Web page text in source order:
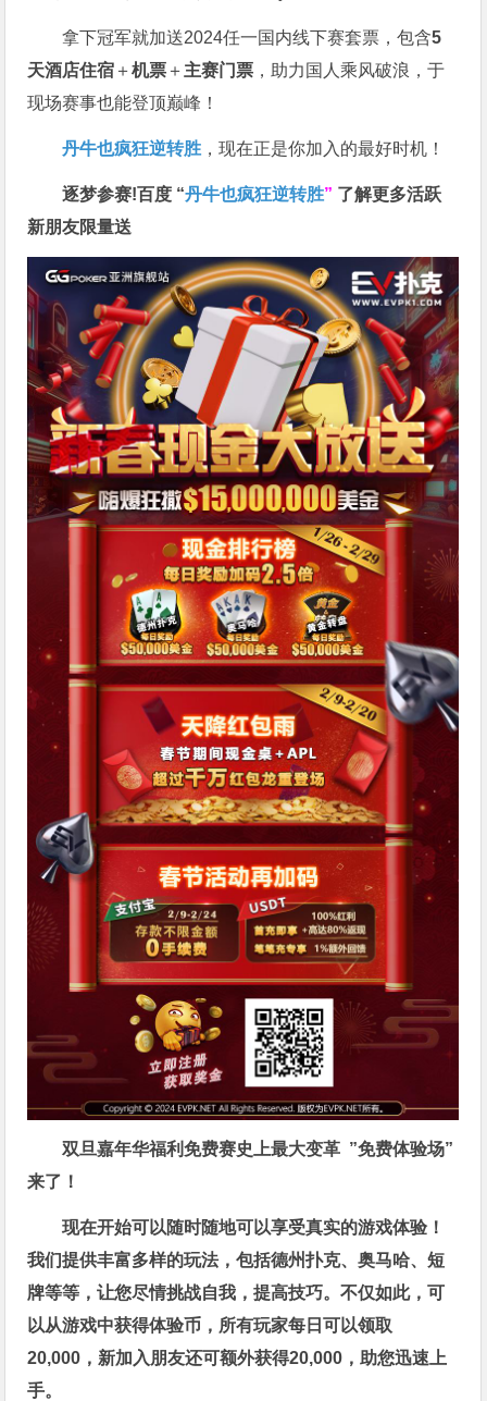
拿下冠军就加送2024任一国内线下赛套票，包含5
天酒店住宿 ＋机票 ＋ 主赛门票 ，助力国人乘风破浪，于
现场赛事也能登顶巅峰！
丹牛也疯狂逆转胜 ，现在正是你加入的最好时机！
逐梦参赛!百度 “丹牛也疯狂逆转胜” 了解更多活跃
新朋友限量送
双旦嘉年华福利免费赛史上最大变革 ”免费体验场”
来了！
现在开始可以随时随地可以享受真实的游戏体验！
我们提供丰富多样的玩法，包括德州扑克、奥马哈、短
牌等等，让您尽情挑战自我，提高技巧。不仅如此，可
以从游戏中获得体验币，所有玩家每日可以领取
20,000，新加入朋友还可额外获得20,000，助您迅速上
手。